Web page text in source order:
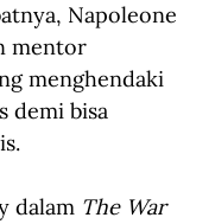
Napoleone
mentor
menghendaki
demi bisa
dalam The War